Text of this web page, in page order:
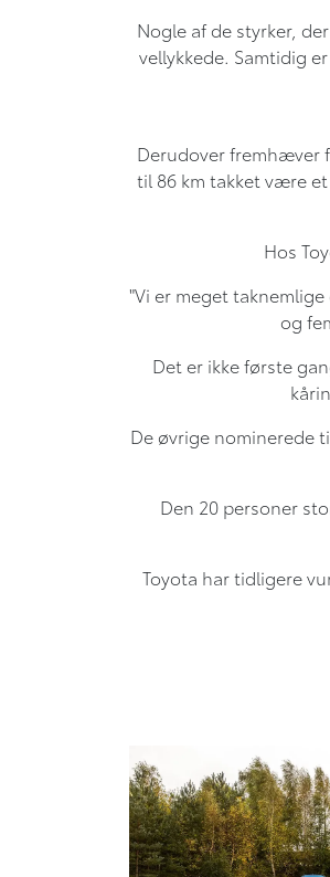
Nogle af de styrker,
vellykkede. Samtidig
Derudover fremhæver
til 86 km takket være
Hos
"Vi er meget
og
Det er ikke første
De øvrige nominerede
Den 20 personer
Toyota har tidligere